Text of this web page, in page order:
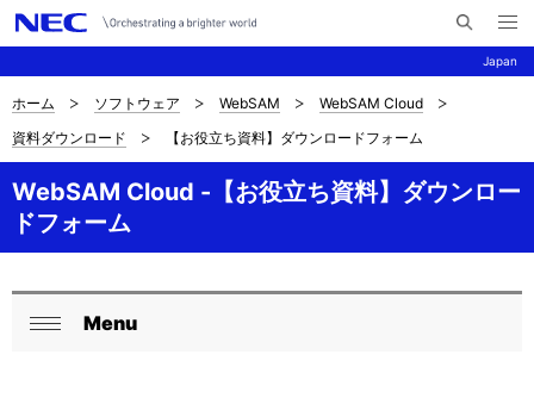
Japan
イ
メ
ニ
ュ
ナ
ビ
ゲ
ー
ョ
サ
イ
ト
内
の
現
ホーム ソフトウェア WebSAM
WebSAM Cloud
資料ダウンロード
【お役立ち資料】ダウンロードフォーム
WebSAM Cloud -【お役立ち資料】ダウンロー
ドフォーム
ロ
Menu